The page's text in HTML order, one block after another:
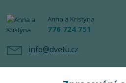
Anna a Kristýna
776 724 751
info@dvetu.cz